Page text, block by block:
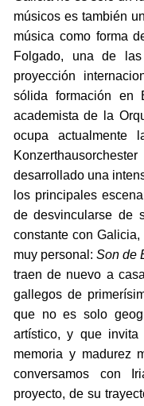
músicos es también
música como forma
Folgado, una de
proyección
sólida formación en
academista de la
ocupa
desarrollado una
los principales
de desvincularse de
constante con
muy personal: Son de
traen de nuevo a
gallegos de
que no es solo
artístico, y que invita
memoria y madurez
conversamos con
proyecto, de su